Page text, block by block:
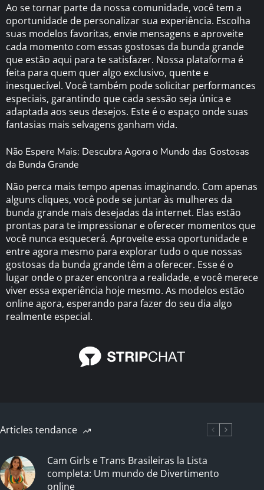
Ao se tornar parte da nossa comunidade, você tem a
oportunidade de personalizar sua experiência. Escolha
suas modelos favoritas, envie mensagens e aproveite
cada momento com essas gostosas da bunda grande
que estão aqui para te satisfazer. Nossa plataforma é
feita para quem quer algo exclusivo, quente e
inesquecível. Você também pode solicitar performances
especiais, garantindo que cada sessão seja única e
adaptada aos seus desejos. Este é o espaço onde suas
fantasias mais selvagens ganham vida.
Não Espere Mais: Descubra Agora o Mundo das Gostosas
da Bunda Grande
Não perca mais tempo apenas imaginando. Com apenas
alguns cliques, você pode se juntar às mulheres da
bunda grande mais desejadas da internet. Elas estão
prontas para te impressionar e oferecer momentos que
você nunca esquecerá. Aproveite essa oportunidade e
entre agora mesmo para explorar tudo o que nossas
gostosas da bunda grande têm a oferecer. Esse é o
lugar onde o prazer encontra a realidade, e você merece
viver essa experiência hoje mesmo. As modelos estão
online agora, esperando para fazer do seu dia algo
realmente especial.
Articles tendance
Cam Girls e Trans Brasileiras la Lista
completa: Um mundo de Divertimento
online